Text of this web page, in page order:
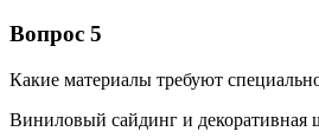
Вопрос 5
Какие материалы требуют
Виниловый сайдинг и декоративная